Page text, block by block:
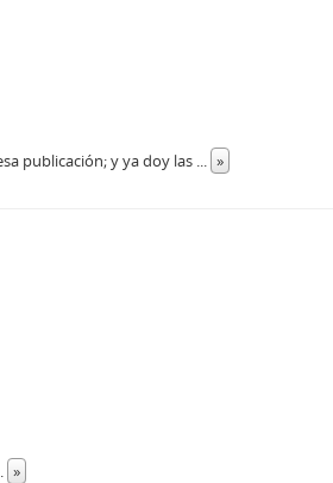
publicación; y ya doy las ... »
»